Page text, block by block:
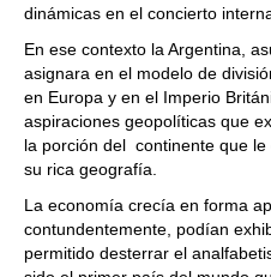
dinámicas en el concierto
En ese contexto la Argentina,
asignara en el modelo de
en Europa y en el Imperio
aspiraciones geopolíticas que
la porción del continente que
su rica geografía.
La economía crecía en forma
contundentemente, podían
permitido desterrar el